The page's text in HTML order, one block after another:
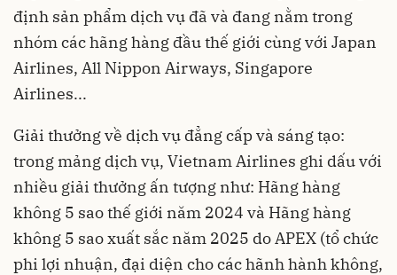
định sản phẩm dịch vụ đã và đang nằm trong
nhóm các hãng hàng đầu thế giới cùng với Japan
Airlines, All Nippon Airways, Singapore
Airlines...
Giải thưởng về dịch vụ đẳng cấp và sáng tạo:
trong mảng dịch vụ, Vietnam Airlines ghi dấu với
nhiều giải thưởng ấn tượng như: Hãng hàng
không 5 sao thế giới năm 2024 và Hãng hàng
không 5 sao xuất sắc năm 2025 do APEX (tổ chức
phi lợi nhuận, đại diện cho các hãnh hành không,